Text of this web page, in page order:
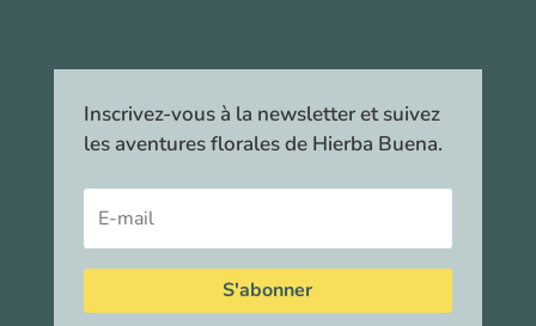
Inscrivez-vous à la newsletter et suivez
les aventures florales de Hierba Buena.
S'abonner